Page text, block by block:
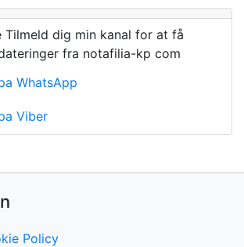
dig min kanal for at få
fra notafilia-kp com
WhatsApp
Viber
Policy